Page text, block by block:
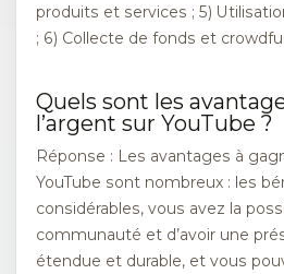
produits et services ; 5)
; 6) Collecte de fonds et
Quels sont les
l’argent sur YouTube ?
Réponse : Les avantages à
YouTube sont nombreux : les
considérables, vous avez la
communauté et d’avoir une
étendue et durable, et vous